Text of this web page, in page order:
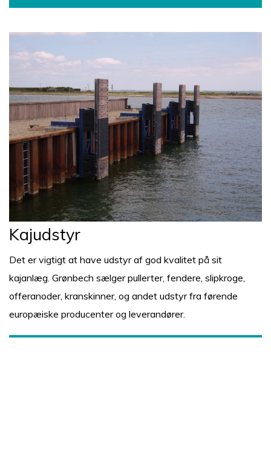
Kajudstyr
Det er vigtigt at have udstyr af god kvalitet på sit
kajanlæg. Grønbech sælger pullerter, fendere, slipkroge,
offeranoder, kranskinner, og andet udstyr fra førende
europæiske producenter og leverandører.